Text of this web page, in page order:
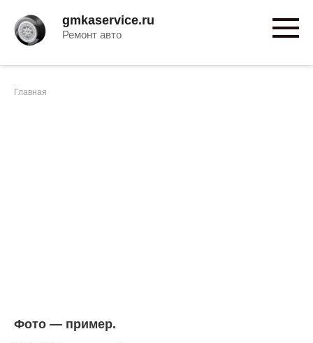
контенту
gmkaservice.ru
Ремонт авто
Главная
Фото — пример.